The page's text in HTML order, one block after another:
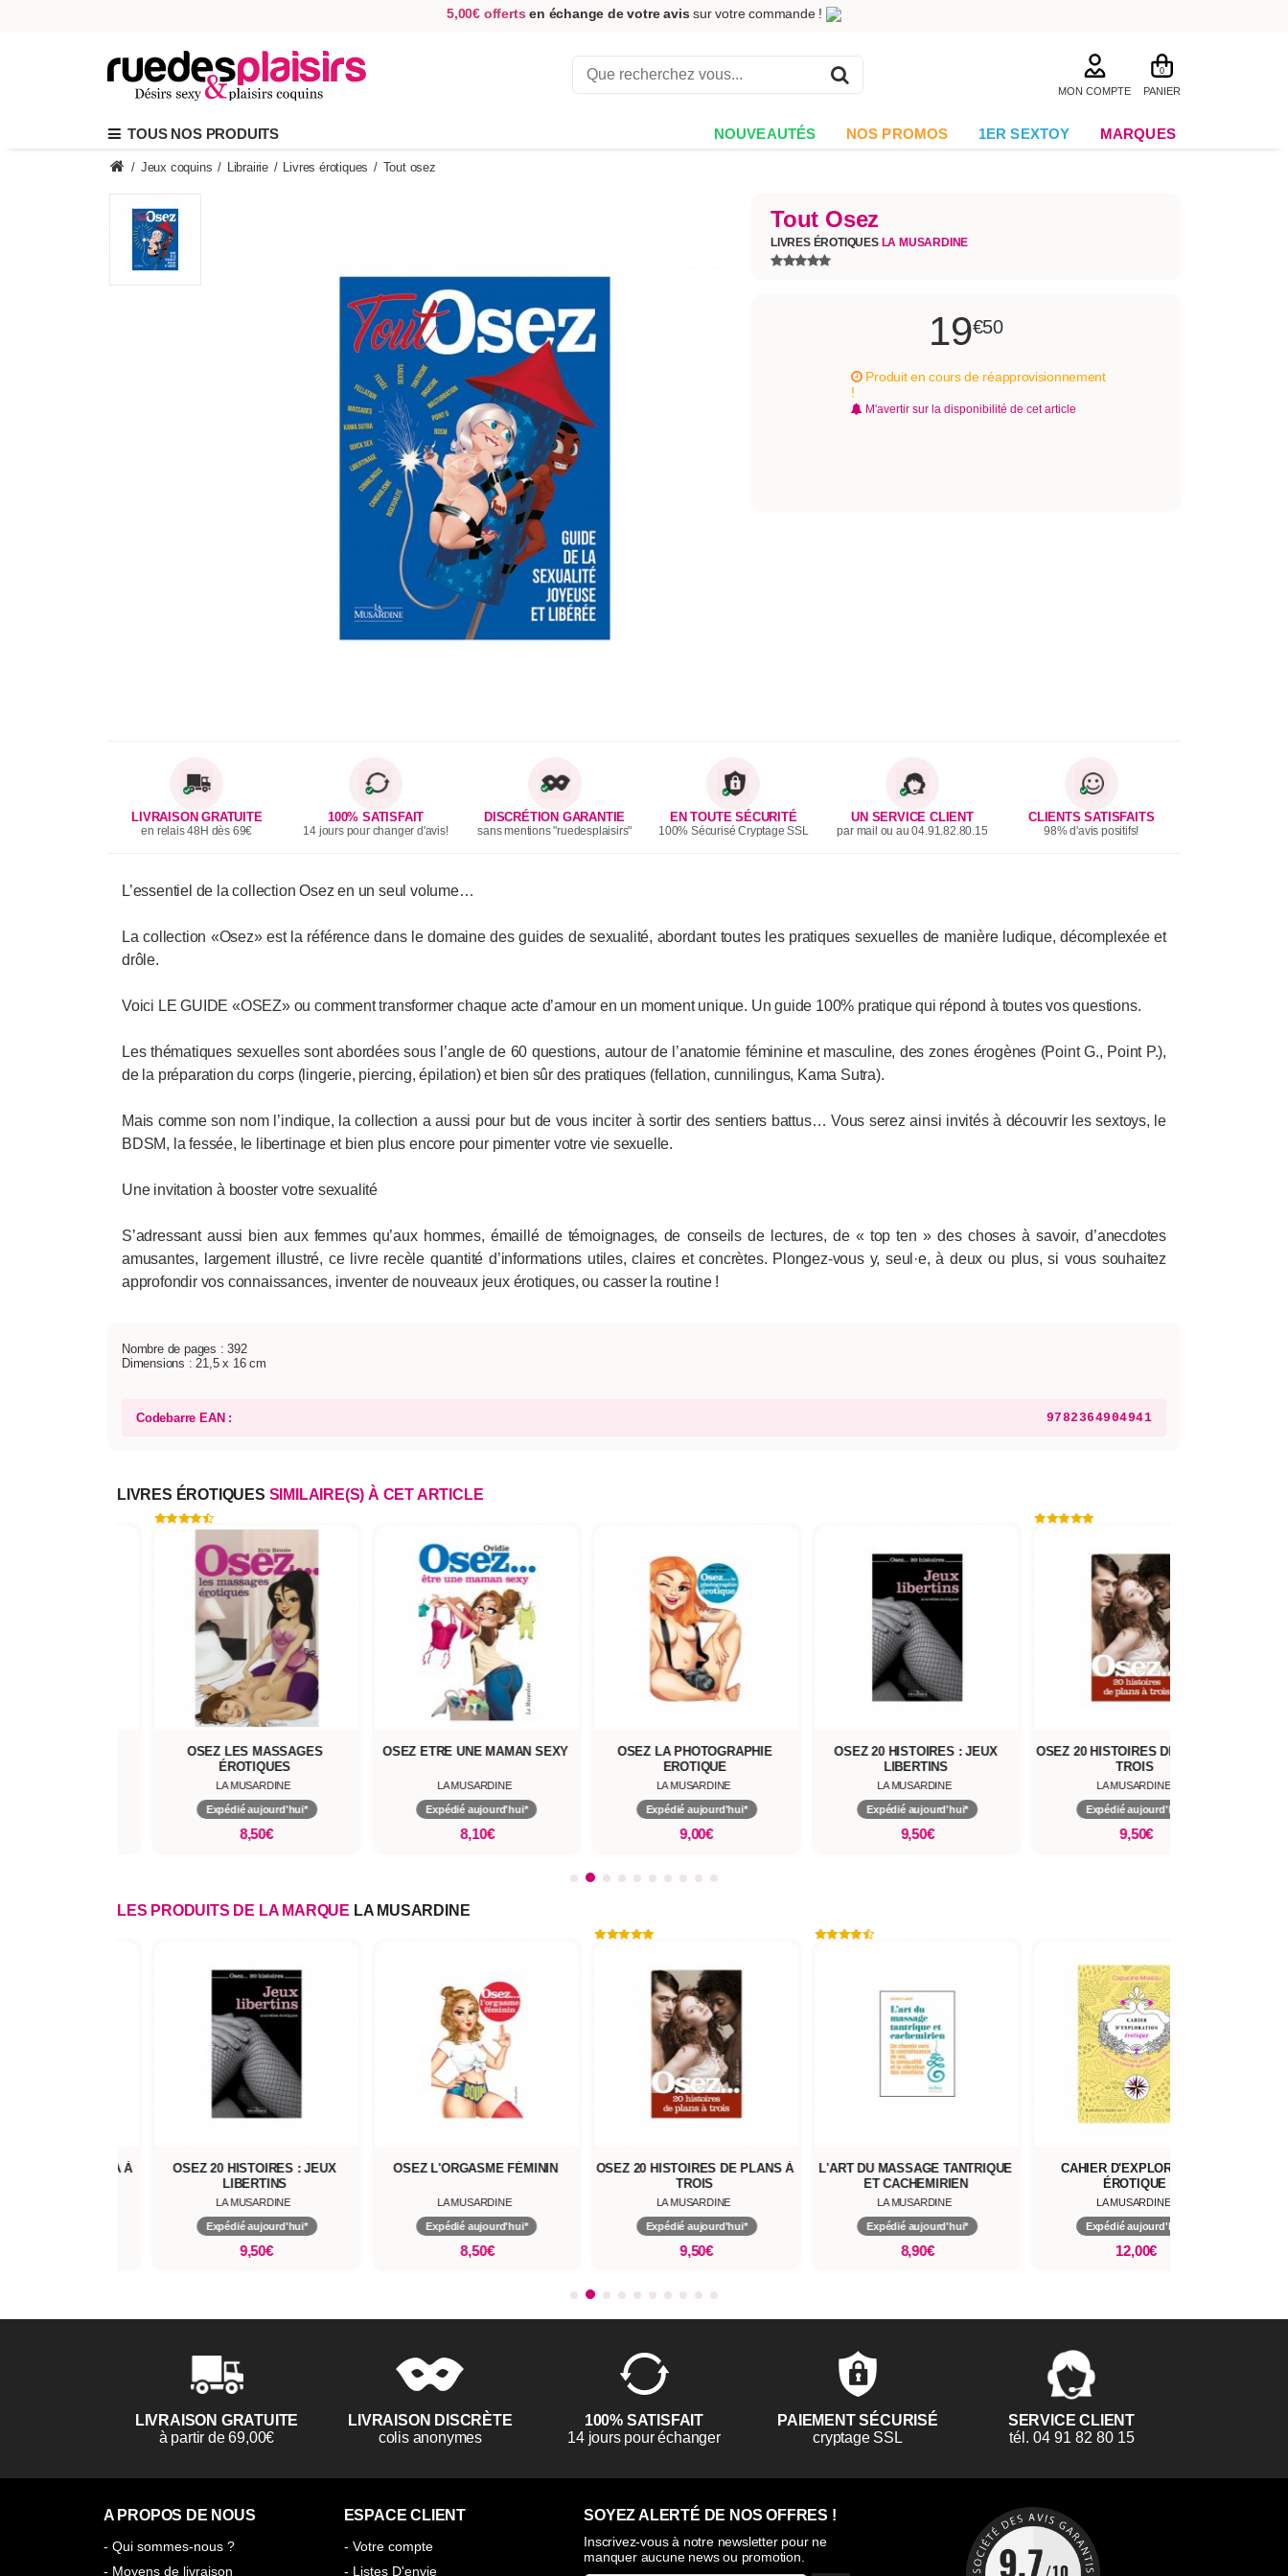
5,00€ offerts en échange de votre avis sur votre commande !
MON COMPTE
0
PANIER
TOUS NOS PRODUITS NOUVEAUTÉS NOS PROMOS 1ER SEXTOY MARQUES
/ Jeux coquins / Librairie / Livres érotiques / Tout osez
Tout Osez
LIVRES ÉROTIQUES LA MUSARDINE
19€50
Produit en cours de réapprovisionnement
!
M'avertir sur la disponibilité de cet article
LIVRAISON GRATUITE
en relais 48H dès 69€
100% SATISFAIT
14 jours pour changer d'avis!
DISCRÉTION GARANTIE
sans mentions "ruedesplaisirs"
EN TOUTE SÉCURITÉ
100% Sécurisé Cryptage SSL
UN SERVICE CLIENT
par mail ou au 04.91.82.80.15
CLIENTS SATISFAITS
98% d'avis positifs!
L’essentiel de la collection Osez en un seul volume…
La collection «Osez» est la référence dans le domaine des guides de sexualité, abordant toutes les pratiques sexuelles de manière ludique, décomplexée et
drôle.
Voici LE GUIDE «OSEZ» ou comment transformer chaque acte d’amour en un moment unique. Un guide 100% pratique qui répond à toutes vos questions.
Les thématiques sexuelles sont abordées sous l’angle de 60 questions, autour de l’anatomie féminine et masculine, des zones érogènes (Point G., Point P.),
de la préparation du corps (lingerie, piercing, épilation) et bien sûr des pratiques (fellation, cunnilingus, Kama Sutra).
Mais comme son nom ­l’indique, la collection a aussi pour but de vous inciter à sortir des sentiers battus… Vous serez ainsi invités à découvrir les sextoys, le
BDSM, la fessée, le libertinage et bien plus encore pour pimenter votre vie sexuelle.
Une invitation à booster votre sexualité
S’adressant aussi bien aux femmes qu’aux hommes, émaillé de témoignages, de conseils de lectures, de « top ten » des choses à savoir, d’anecdotes
amusantes, largement illustré, ce livre recèle quantité d’informations utiles, claires et concrètes. Plongez-­vous y, seul·e, à deux ou plus, si vous souhaitez
approfondir vos connaissances, inventer de nouveaux jeux érotiques, ou casser la routine !
Nombre de pages : 392
Dimensions : 21,5 x 16 cm
Codebarre EAN : 9782364904941
LIVRES ÉROTIQUES SIMILAIRE(S) À CET ARTICLE
OSEZ LES MASSAGES
ÉROTIQUES
LA MUSARDINE
Expédié aujourd'hui*
8,50€
OSEZ ETRE UNE MAMAN SEXY
LA MUSARDINE
Expédié aujourd'hui*
8,10€
OSEZ LA PHOTOGRAPHIE
EROTIQUE
LA MUSARDINE
Expédié aujourd'hui*
9,00€
OSEZ 20 HISTOIRES : JEUX
LIBERTINS
LA MUSARDINE
Expédié aujourd'hui*
9,50€
OSEZ 20 HISTOIRES DE PLANS À
TROIS
LA MUSARDINE
Expédié aujourd'hui*
9,50€
LES PRODUITS DE LA MARQUE LA MUSARDINE
FÉMININE DE A À
OSEZ 20 HISTOIRES : JEUX
LIBERTINS
LA MUSARDINE
Expédié aujourd'hui*
9,50€
OSEZ L'ORGASME FÉMININ
LA MUSARDINE
Expédié aujourd'hui*
8,50€
OSEZ 20 HISTOIRES DE PLANS À
TROIS
LA MUSARDINE
Expédié aujourd'hui*
9,50€
L'ART DU MASSAGE TANTRIQUE
ET CACHEMIRIEN
LA MUSARDINE
Expédié aujourd'hui*
8,90€
CAHIER D'EXPLORATION
ÉROTIQUE
LA MUSARDINE
Expédié aujourd'hui*
12,00€
LIVRAISON GRATUITE
à partir de 69,00€
LIVRAISON DISCRÈTE
colis anonymes
100% SATISFAIT
14 jours pour échanger
PAIEMENT SÉCURISÉ
cryptage SSL
SERVICE CLIENT
tél. 04 91 82 80 15
A PROPOS DE NOUS
- Qui sommes-nous ?
- Moyens de livraison
ESPACE CLIENT
- Votre compte
- Listes D'envie
SOYEZ ALERTÉ DE NOS OFFRES !
Inscrivez-vous à notre newsletter pour ne
manquer aucune news ou promotion.